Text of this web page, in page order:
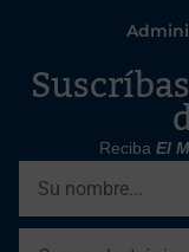
Reciba El